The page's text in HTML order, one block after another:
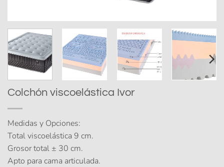
Colchón viscoelástica Ivor
Medidas y Opciones:
Total viscoelástica 9 cm.
Grosor total ± 30 cm.
Apto para cama articulada.